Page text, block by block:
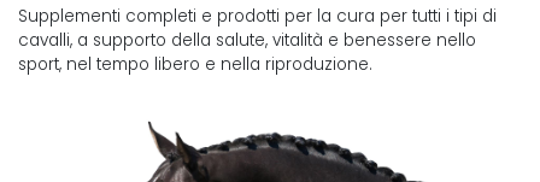
Supplementi completi e prodotti per la cura per tutti i tipi di
cavalli, a supporto della salute, vitalità e benessere nello
sport, nel tempo libero e nella riproduzione.